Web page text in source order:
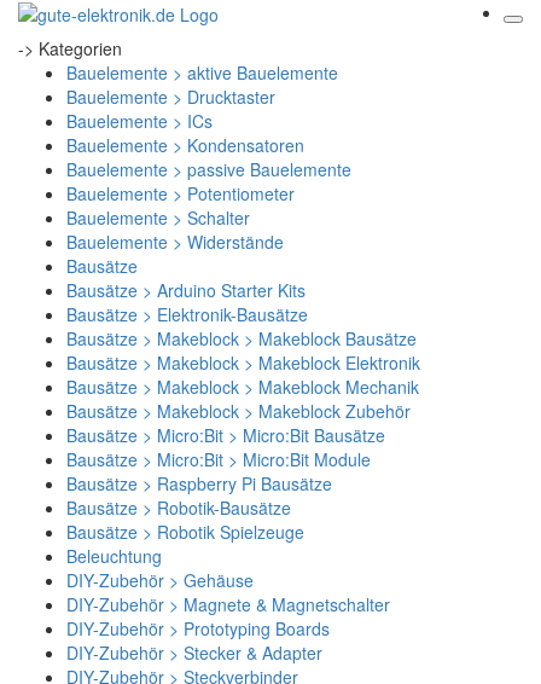
-> Kategorien
Bauelemente > aktive Bauelemente
Bauelemente > Drucktaster
Bauelemente > ICs
Bauelemente > Kondensatoren
Bauelemente > passive Bauelemente
Bauelemente > Potentiometer
Bauelemente > Schalter
Bauelemente > Widerstände
Bausätze
Bausätze > Arduino Starter Kits
Bausätze > Elektronik-Bausätze
Bausätze > Makeblock > Makeblock Bausätze
Bausätze > Makeblock > Makeblock Elektronik
Bausätze > Makeblock > Makeblock Mechanik
Bausätze > Makeblock > Makeblock Zubehör
Bausätze > Micro:Bit > Micro:Bit Bausätze
Bausätze > Micro:Bit > Micro:Bit Module
Bausätze > Raspberry Pi Bausätze
Bausätze > Robotik-Bausätze
Bausätze > Robotik Spielzeuge
Beleuchtung
DIY-Zubehör > Gehäuse
DIY-Zubehör > Magnete & Magnetschalter
DIY-Zubehör > Prototyping Boards
DIY-Zubehör > Stecker & Adapter
DIY-Zubehör > Steckverbinder